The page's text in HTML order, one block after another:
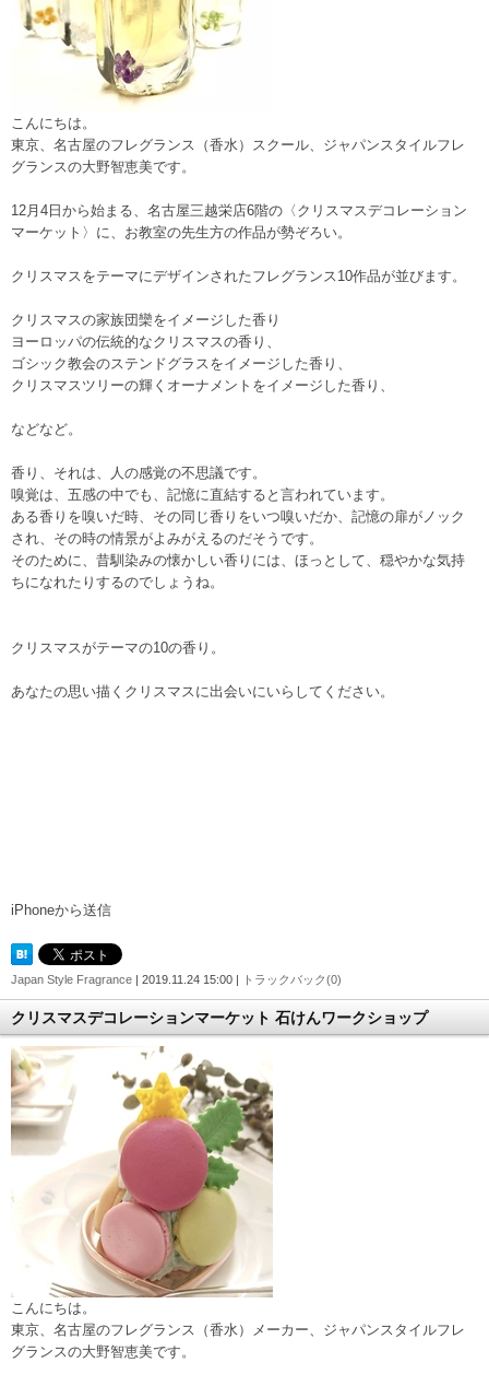
こんにちは。
東京、名古屋のフレグランス（香水）スクール、ジャパンスタイルフレ
グランスの大野智恵美です。
12月4日から始まる、名古屋三越栄店6階の〈クリスマスデコレーション
マーケット〉に、お教室の先生方の作品が勢ぞろい。
クリスマスをテーマにデザインされたフレグランス10作品が並びます。
クリスマスの家族団欒をイメージした香り
ヨーロッパの伝統的なクリスマスの香り、
ゴシック教会のステンドグラスをイメージした香り、
クリスマスツリーの輝くオーナメントをイメージした香り、
などなど。
香り、それは、人の感覚の不思議です。
嗅覚は、五感の中でも、記憶に直結すると言われています。
ある香りを嗅いだ時、その同じ香りをいつ嗅いだか、記憶の扉がノック
され、その時の情景がよみがえるのだそうです。
そのために、昔馴染みの懐かしい香りには、ほっとして、穏やかな気持
ちになれたりするのでしょうね。
クリスマスがテーマの10の香り。
あなたの思い描くクリスマスに出会いにいらしてください。
iPhoneから送信
Japan Style Fragrance | 2019.11.24 15:00 | トラックバック(0)
クリスマスデコレーションマーケット 石けんワークショップ
こんにちは。
東京、名古屋のフレグランス（香水）メーカー、ジャパンスタイルフレ
グランスの大野智恵美です。